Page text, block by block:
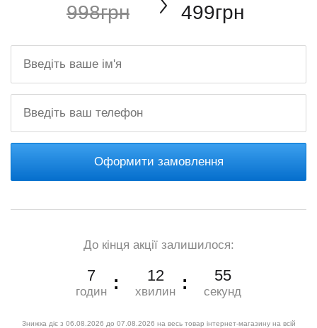
998грн 499грн
Оформити замовлення
До кінця акції залишилося:
7
годин
12
хвилин
54
секунд
Знижка діє з 06.08.2026 до 07.08.2026 на весь товар інтернет-магазину на всій